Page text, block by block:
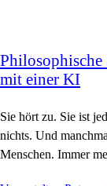
mit einer KI
Sie hört zu. Sie ist
nichts. Und
Menschen. Immer